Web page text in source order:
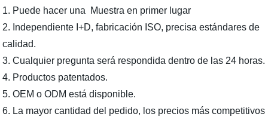
1. Puede hacer una Muestra en primer lugar
2. Independiente I+D, fabricación ISO, precisa estándares de
calidad.
3. Cualquier pregunta será respondida dentro de las 24 horas.
4. Productos patentados.
5. OEM o ODM está disponible.
6. La mayor cantidad del pedido, los precios más competitivos